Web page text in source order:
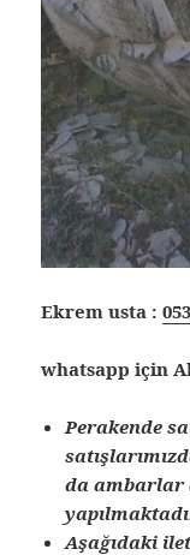
Ekrem usta :
whatsapp için
Perakende
da ambarlar
Aşağıdaki